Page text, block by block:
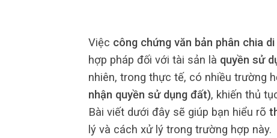
Việc công chứng văn bản phân chia di
hợp pháp đối với tài sản là quyền sử
nhiên, trong thực tế, có nhiều trường
nhận quyền sử dụng đất), khiến thủ
Bài viết dưới đây sẽ giúp bạn hiểu rõ
lý và cách xử lý trong trường hợp này.